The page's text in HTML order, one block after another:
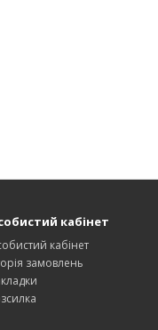
кабінет
кабінет
замовлень